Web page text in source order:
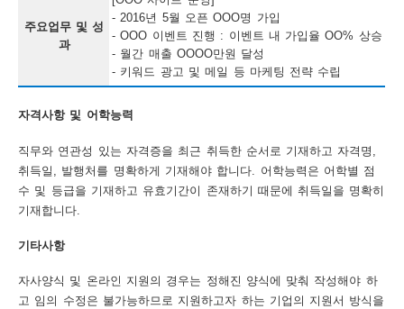
주요업무 및 성
과
- 2016년 5월 오픈 OOO명 가입
- OOO 이벤트 진행 : 이벤트 내 가입율 OO% 상승
- 월간 매출 OOOO만원 달성
- 키워드 광고 및 메일 등 마케팅 전략 수립
자격사항 및 어학능력
직무와 연관성 있는 자격증을 최근 취득한 순서로 기재하고 자격명,
취득일, 발행처를 명확하게 기재해야 합니다. 어학능력은 어학별 점
수 및 등급을 기재하고 유효기간이 존재하기 때문에 취득일을 명확히
기재합니다.
기타사항
자사양식 및 온라인 지원의 경우는 정해진 양식에 맞춰 작성해야 하
고 임의 수정은 불가능하므로 지원하고자 하는 기업의 지원서 방식을